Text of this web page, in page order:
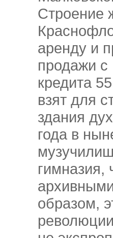
Строение
аренду и
продажи
кредита
взят для
здания
года в
гимназия,
образом,